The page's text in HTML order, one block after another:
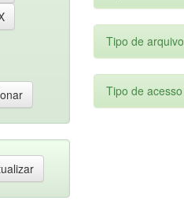
Tipo de arquivo
Tipo de acesso